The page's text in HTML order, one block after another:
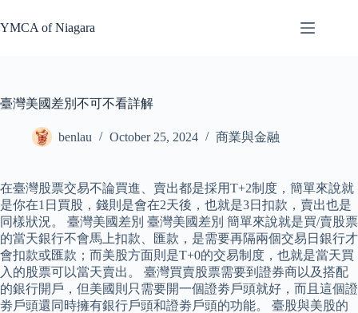
to
content
YMCA of Niagara
臺灣美國差別不可不看詳解
benlau October 25, 2024 商業與金融
在臺灣股票交易不論買進、賣出都是採用T+2制度，簡單來說就
是你在1日買股，錢則是會在2天後，也就是3日扣款，賣出也是
同樣狀況。 臺灣美國差別 臺灣美國差別 簡單來說就是買/賣股票
的當天銀行不會馬上扣款、匯款，是需要再隔兩個交易日銀行才
會扣款或匯款；而美股方面則是T+0的交易制度，也就是當天買
入的股票可以當天賣出。 臺灣買賣股票需要到證券商以及搭配
的銀行開戶，但美國則只需要開一個證劵戶頭就好，而且這個證
劵戶頭還同時擁有銀行戶頭和證劵戶頭的功能。 臺股與美股的